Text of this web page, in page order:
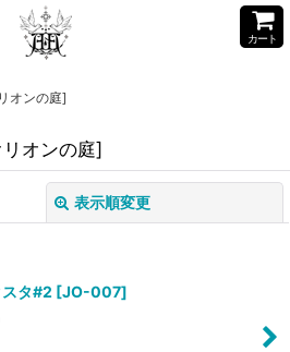
カート
オンの庭]
オンの庭]
表示順変更
タ#2 [JO-007]